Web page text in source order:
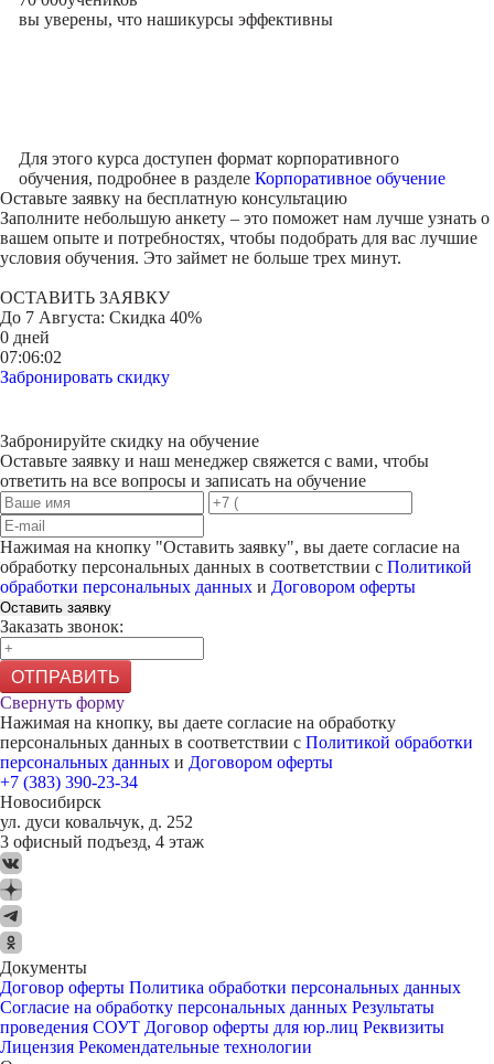
вы уверены, что нашикурсы эффективны
Для этого курса доступен формат корпоративного
обучения, подробнее в разделе Корпоративное обучение
Оставьте заявку на бесплатную консультацию
Заполните небольшую анкету – это поможет нам лучше узнать о
вашем опыте и потребностях, чтобы подобрать для вас лучшие
условия обучения. Это займет не больше трех минут.
ОСТАВИТЬ ЗАЯВКУ
До 7 Августа: Скидка 40%
0 дней
07:06:02
Забронировать скидку
Забронируйте скидку на обучение
Оставьте заявку и наш менеджер свяжется с вами, чтобы
ответить на все вопросы и записать на обучение
Нажимая на кнопку "Оставить заявку", вы даете согласие на
обработку персональных данных в соответствии с Политикой
обработки персональных данных и Договором оферты
Оставить заявку
Заказать звонок:
ОТПРАВИТЬ
Свернуть форму
Нажимая на кнопку, вы даете согласие на обработку
персональных данных в соответствии с Политикой обработки
персональных данных и Договором оферты
+7 (383) 390-23-34
Новосибирск
ул. дуси ковальчук, д. 252
3 офисный подъезд, 4 этаж
Документы
Договор оферты Политика обработки персональных данных
Согласие на обработку персональных данных Результаты
проведения СОУТ Договор оферты для юр.лиц Реквизиты
Лицензия Рекомендательные технологии